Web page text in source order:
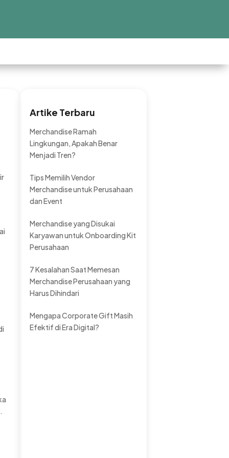
Artike Terbaru
Merchandise Ramah
Lingkungan, Apakah Benar
Menjadi Tren?
Tips Memilih Vendor
Merchandise untuk Perusahaan
dan Event
Merchandise yang Disukai
Karyawan untuk Onboarding Kit
Perusahaan
7 Kesalahan Saat Memesan
Merchandise Perusahaan yang
Harus Dihindari
Mengapa Corporate Gift Masih
Efektif di Era Digital?